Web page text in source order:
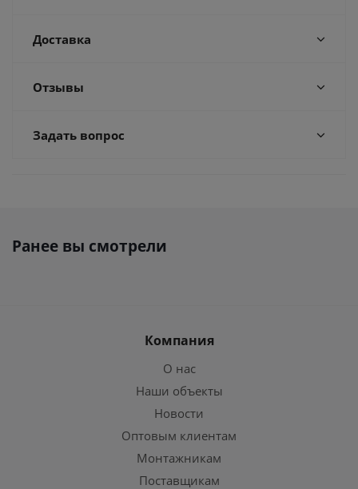
Доставка
Отзывы
Задать вопрос
Ранее вы смотрели
Компания
О нас
Наши объекты
Новости
Оптовым клиентам
Монтажникам
Поставщикам